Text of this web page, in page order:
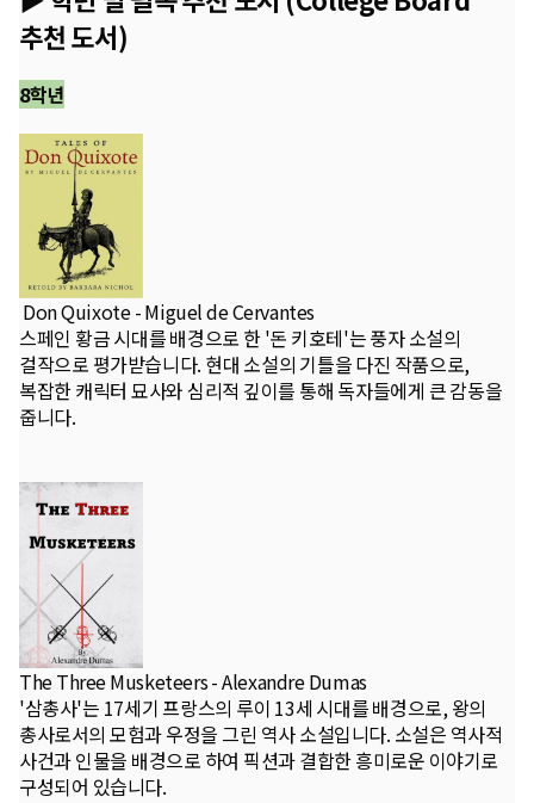
추천 도서)
8학년
Don Quixote - Miguel de Cervantes
스페인 황금 시대를 배경으로 한 '돈 키호테'는 풍자 소설의
걸작으로 평가받습니다. 현대 소설의 기틀을 다진 작품으로,
복잡한 캐릭터 묘사와 심리적 깊이를 통해 독자들에게 큰 감동을
줍니다.
The Three Musketeers - Alexandre Dumas
'삼총사'는 17세기 프랑스의 루이 13세 시대를 배경으로, 왕의
총사로서의 모험과 우정을 그린 역사 소설입니다. 소설은 역사적
사건과 인물을 배경으로 하여 픽션과 결합한 흥미로운 이야기로
구성되어 있습니다.